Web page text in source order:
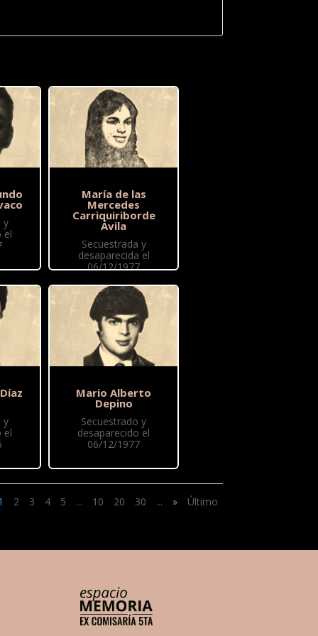
y
el
y
el
María de las
Mercedes
Carriquiriborde
Ávila
Secuestrada y
desaparecida el
06/12/1977
Mario Alberto
Depino
Secuestrado y
desaparecido el
06/12/1977
2 3 4 5 ... 10 20 30 ... » Último